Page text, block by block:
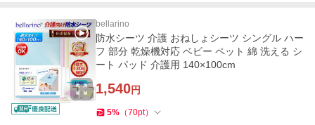
bellarino
防水シーツ 介護 おねしょシーツ シングル ハー
フ 部分 乾燥機対応 ベビー ペット 綿 洗える シ
ート パッド 介護用 140×100cm
1,540円
5% （70pt）